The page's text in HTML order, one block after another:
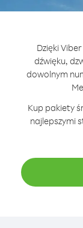
Dzięki
dźwięku,
dowolnym
Kup pakiety
najlepszymi